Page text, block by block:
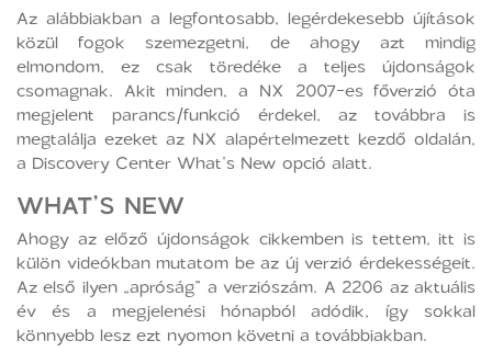
Az alábbiakban a legfontosabb, legérdekesebb újítások
közül fogok szemezgetni, de ahogy azt mindig
elmondom, ez csak töredéke a teljes újdonságok
csomagnak. Akit minden, a NX 2007-es főverzió óta
megjelent parancs/funkció érdekel, az továbbra is
megtalálja ezeket az NX alapértelmezett kezdő oldalán,
a Discovery Center What’s New opció alatt.
WHAT’S NEW
Ahogy az előző újdonságok cikkemben is tettem, itt is
külön videókban mutatom be az új verzió érdekességeit.
Az első ilyen „apróság” a verziószám. A 2206 az aktuális
év és a megjelenési hónapból adódik, így sokkal
könnyebb lesz ezt nyomon követni a továbbiakban.